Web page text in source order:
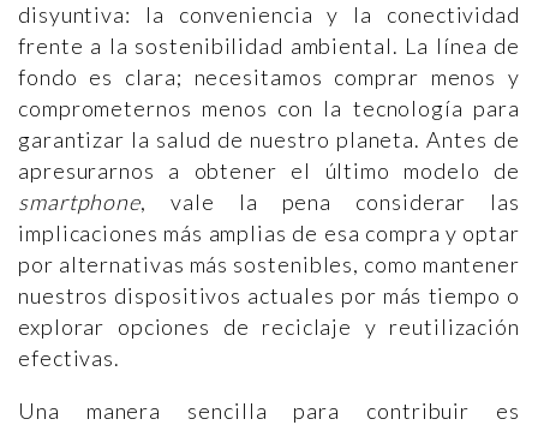
disyuntiva: la conveniencia y la conectividad
frente a la sostenibilidad ambiental. La línea de
fondo es clara; necesitamos comprar menos y
comprometernos menos con la tecnología para
garantizar la salud de nuestro planeta. Antes de
apresurarnos a obtener el último modelo de
smartphone, vale la pena considerar las
implicaciones más amplias de esa compra y optar
por alternativas más sostenibles, como mantener
nuestros dispositivos actuales por más tiempo o
explorar opciones de reciclaje y reutilización
efectivas.
Una manera sencilla para contribuir es